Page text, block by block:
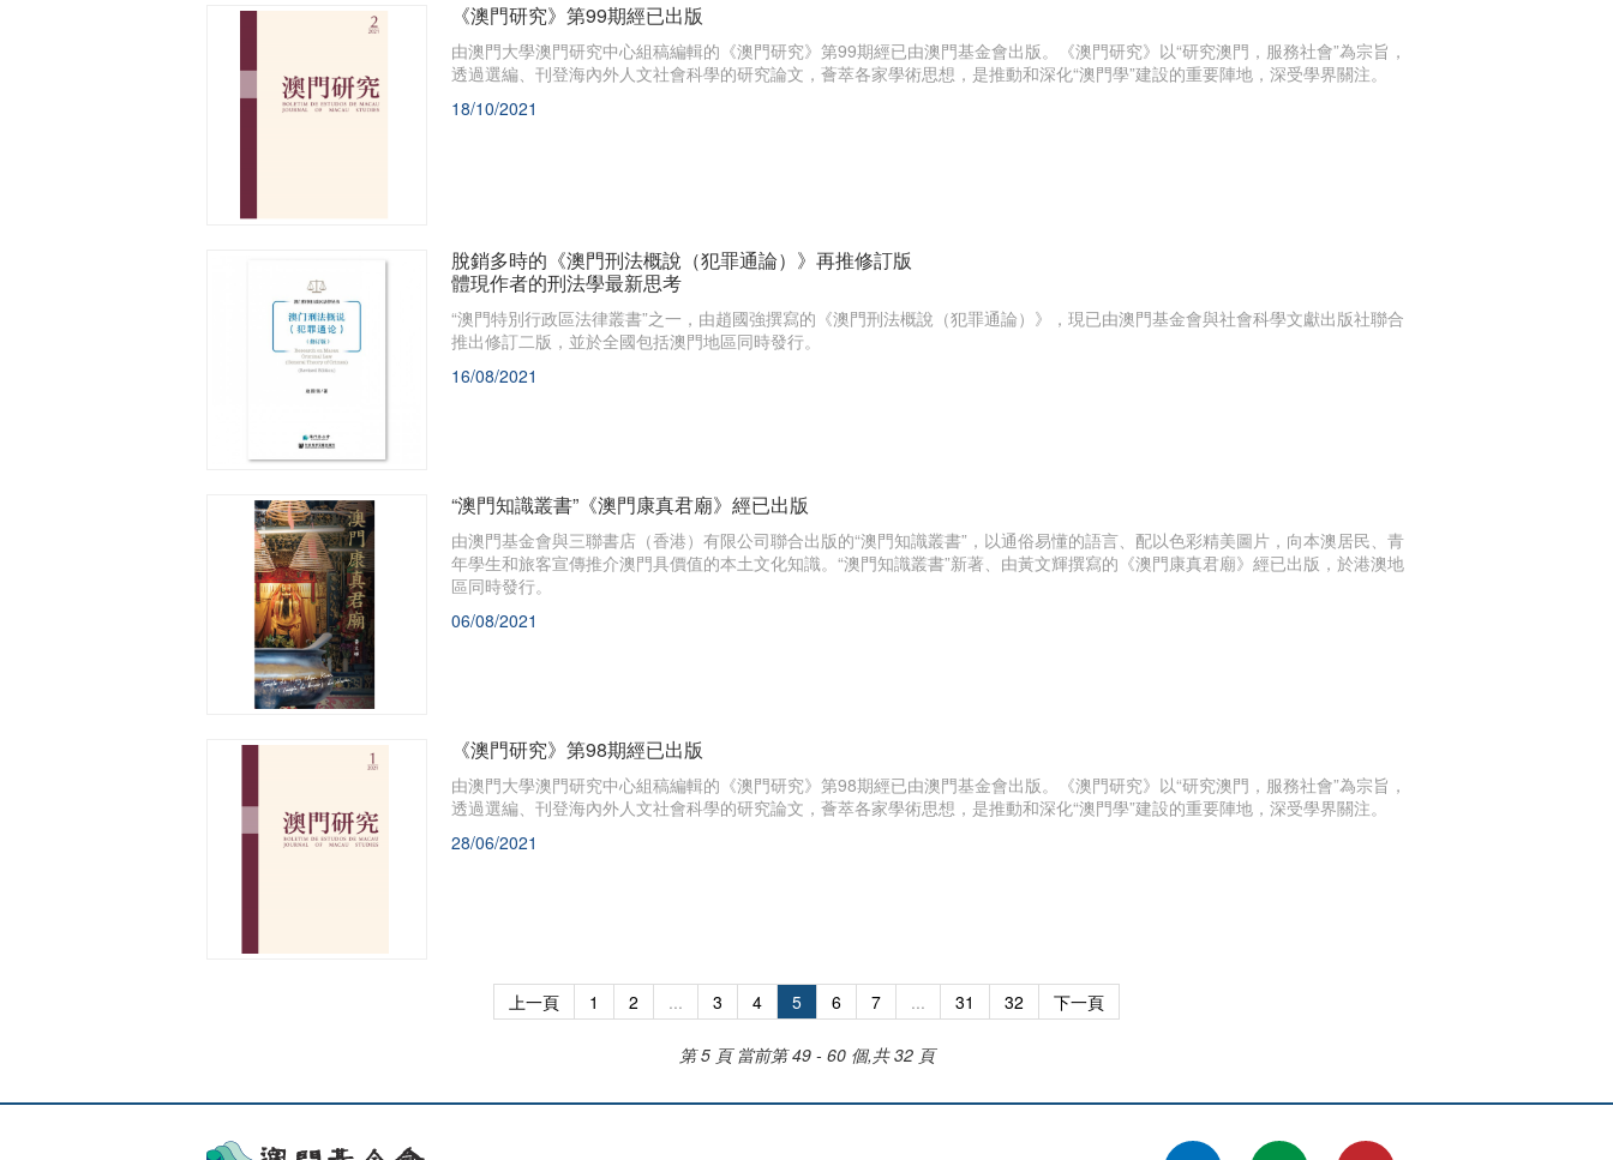
《澳門研究》第99期經已出版
由澳門大學澳門研究中心組稿編輯的《澳門研究》第99期經已由澳門基金會出版。《澳門研究》以“研究澳門，服務社會”為宗旨，
透過選編、刊登海內外人文社會科學的研究論文，薈萃各家學術思想，是推動和深化“澳門學”建設的重要陣地，深受學界關注。
18/10/2021
脫銷多時的《澳門刑法概說（犯罪通論）》再推修訂版
體現作者的刑法學最新思考
“澳門特別行政區法律叢書”之一，由趙國強撰寫的《澳門刑法概說（犯罪通論）》，現已由澳門基金會與社會科學文獻出版社聯合
推出修訂二版，並於全國包括澳門地區同時發行。
16/08/2021
“澳門知識叢書”《澳門康真君廟》經已出版
由澳門基金會與三聯書店（香港）有限公司聯合出版的“澳門知識叢書”，以通俗易懂的語言、配以色彩精美圖片，向本澳居民、青
年學生和旅客宣傳推介澳門具價值的本土文化知識。“澳門知識叢書”新著、由黃文輝撰寫的《澳門康真君廟》經已出版，於港澳地
區同時發行。
06/08/2021
《澳門研究》第98期經已出版
由澳門大學澳門研究中心組稿編輯的《澳門研究》第98期經已由澳門基金會出版。《澳門研究》以“研究澳門，服務社會”為宗旨，
透過選編、刊登海內外人文社會科學的研究論文，薈萃各家學術思想，是推動和深化“澳門學”建設的重要陣地，深受學界關注。
28/06/2021
上一頁 1 2 ... 3 4 5 6 7 ... 31 32 下一頁
第 5 頁 當前第 49 - 60 個,共 32 頁